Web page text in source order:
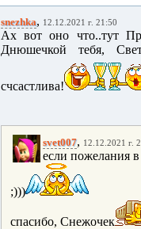
snezhka, 12.12.2021 г. 21:50
Ах вот оно что..тут
Днюшечкой тебя,
счсастлива!
svet007, 12.12.2021 г.
если пожелания
;)))
спасибо, Снежочек